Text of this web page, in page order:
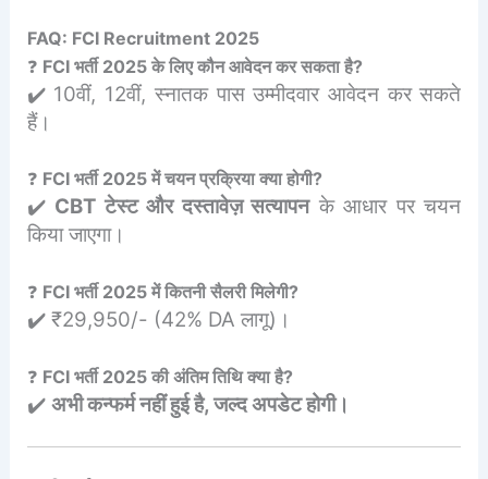
FAQ: FCI Recruitment 2025
❓ FCI भर्ती 2025 के लिए कौन आवेदन कर सकता है?
✔️ 10वीं, 12वीं, स्नातक पास उम्मीदवार आवेदन कर सकते
हैं।
❓ FCI भर्ती 2025 में चयन प्रक्रिया क्या होगी?
✔️ CBT टेस्ट और दस्तावेज़ सत्यापनके आधार पर चयन
किया जाएगा।
❓ FCI भर्ती 2025 में कितनी सैलरी मिलेगी?
✔️ ₹29,950/- (42% DA लागू)।
❓ FCI भर्ती 2025 की अंतिम तिथि क्या है?
✔️ अभी कन्फर्म नहीं हुई है, जल्द अपडेट होगी।